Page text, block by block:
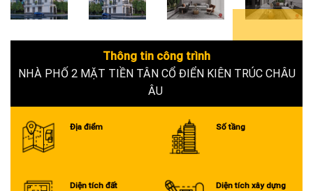
6+
Thông tin công trình
NHÀ PHỐ 2 MẶT TIỀN TÂN CỔ ĐIỂN KIÊN TRÚC CHÂU
ÂU
Địa điểm Số tầng
Diện tích đất Diện tích xây dựng